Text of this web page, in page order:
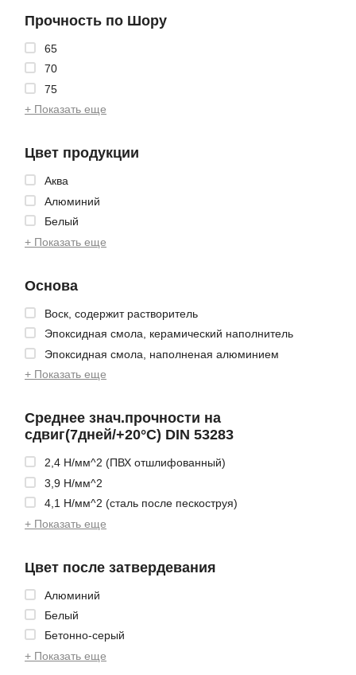
Прочность по Шору
65
70
75
+ Показать еще
Цвет продукции
Аква
Алюминий
Белый
+ Показать еще
Основа
Воск, содержит растворитель
Эпоксидная смола, керамический наполнитель
Эпоксидная смола, наполненая алюминием
+ Показать еще
Среднее знач.прочности на
сдвиг(7дней/+20°С) DIN 53283
2,4 Н/мм^2 (ПВХ отшлифованный)
3,9 Н/мм^2
4,1 Н/мм^2 (сталь после пескоструя)
+ Показать еще
Цвет после затвердевания
Алюминий
Белый
Бетонно-серый
+ Показать еще